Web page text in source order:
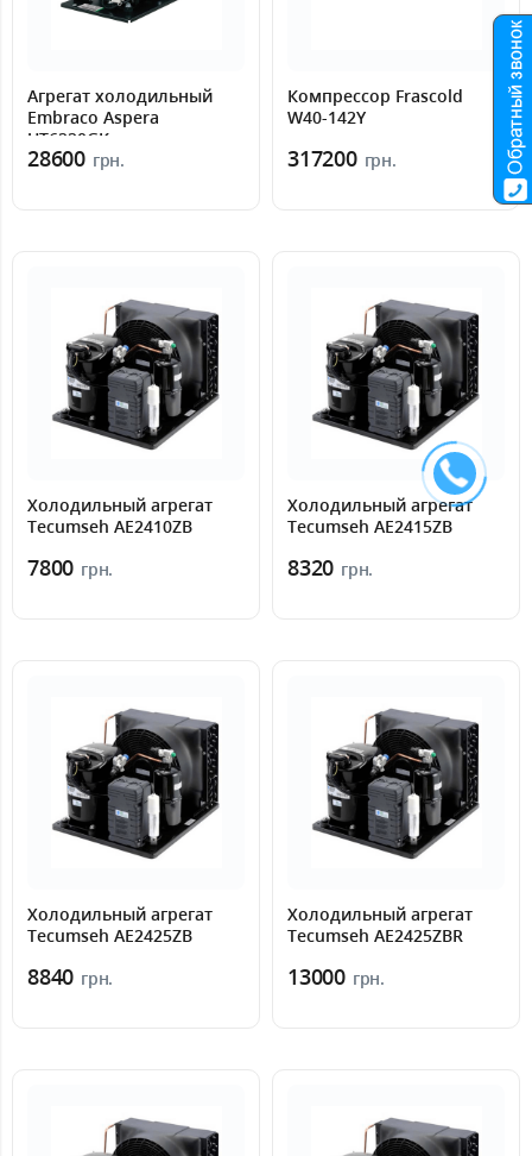
Агрегат холодильный
Embraco Aspera
UT6220GK
28600 грн.
Компрессор Frascold
W40-142Y
317200 грн.
Холодильный агрегат
Tecumseh AE2410ZB
7800 грн.
Холодильный агрегат
Tecumseh AE2415ZB
8320 грн.
Холодильный агрегат
Tecumseh AE2425ZB
8840 грн.
Холодильный агрегат
Tecumseh AE2425ZBR
13000 грн.